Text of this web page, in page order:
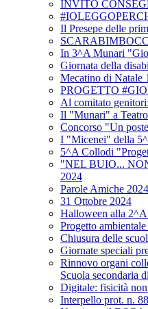
INVITO
Il Presepe delle
In 3^A Munari
Giornata della
Mecatino di Natale
PROGETTO
Al comitato
Il "Munari" a
Concorso "Un
I "Micenei" della
5^A Collodi
"NEL BUIO...
2024
Parole Amiche 2024
31 Ottobre 2024
Halloween alla
Progetto
Chiusura delle
Giornate speciali
Rinnovo organi
Scuola secondaria
Digitale: fisicità
Interpello prot. n.